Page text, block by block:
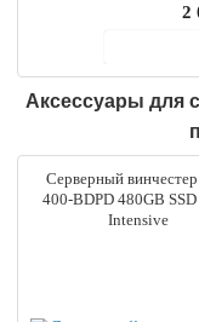
2
Аксессуары для
Серверный
400-BDPD 480GB SSD
Intensive